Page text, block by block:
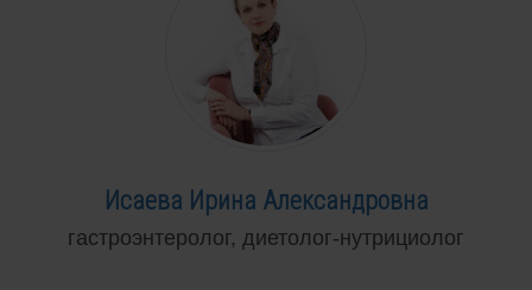
Исаева Ирина Александровна
гастроэнтеролог, диетолог-нутрициолог